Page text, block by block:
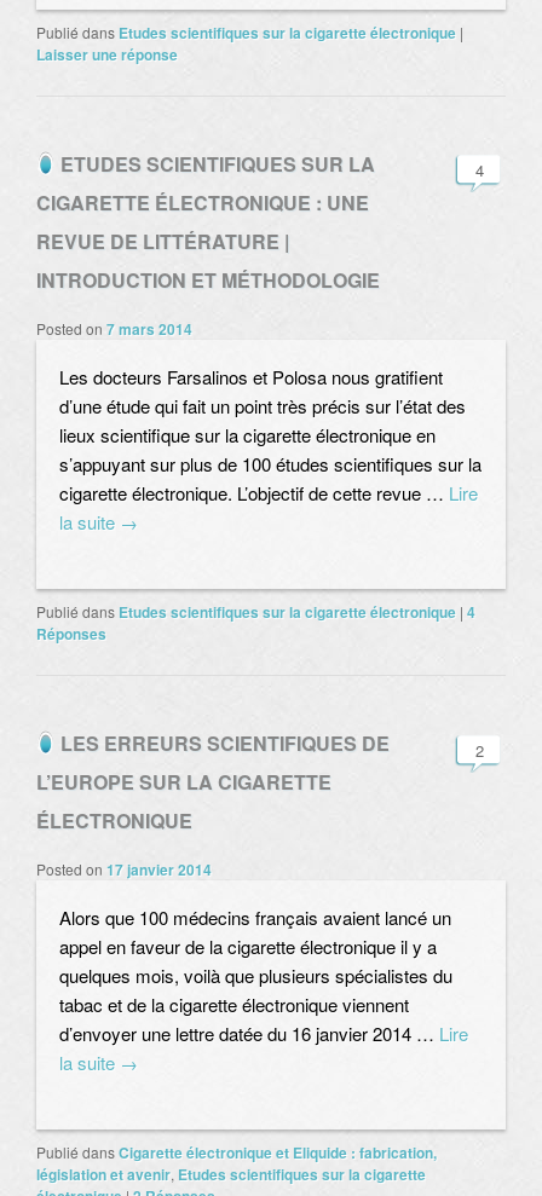
Publié dans Etudes scientifiques sur la cigarette électronique |
Laisser une réponse
ETUDES SCIENTIFIQUES SUR LA
CIGARETTE ÉLECTRONIQUE : UNE
REVUE DE LITTÉRATURE |
INTRODUCTION ET MÉTHODOLOGIE
Posted on 7 mars 2014
4
Les docteurs Farsalinos et Polosa nous gratifient
d’une étude qui fait un point très précis sur l’état des
lieux scientifique sur la cigarette électronique en
s’appuyant sur plus de 100 études scientifiques sur la
cigarette électronique. L’objectif de cette revue … Lire
la suite →
Publié dans Etudes scientifiques sur la cigarette électronique | 4
Réponses
LES ERREURS SCIENTIFIQUES DE
L’EUROPE SUR LA CIGARETTE
ÉLECTRONIQUE
Posted on 17 janvier 2014
2
Alors que 100 médecins français avaient lancé un
appel en faveur de la cigarette électronique il y a
quelques mois, voilà que plusieurs spécialistes du
tabac et de la cigarette électronique viennent
d’envoyer une lettre datée du 16 janvier 2014 … Lire
la suite →
Publié dansCigarette électronique et Eliquide : fabrication,
législation et avenir, Etudes scientifiques sur la cigarette